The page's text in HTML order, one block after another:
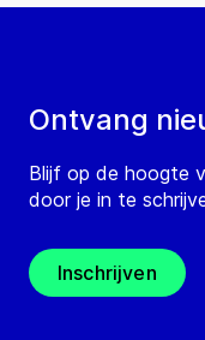
Ontvang
Blijf op de hoogte
door je in te
Inschrijven